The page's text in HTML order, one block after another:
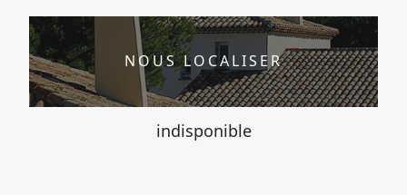
NOUS LOCALISER
indisponible